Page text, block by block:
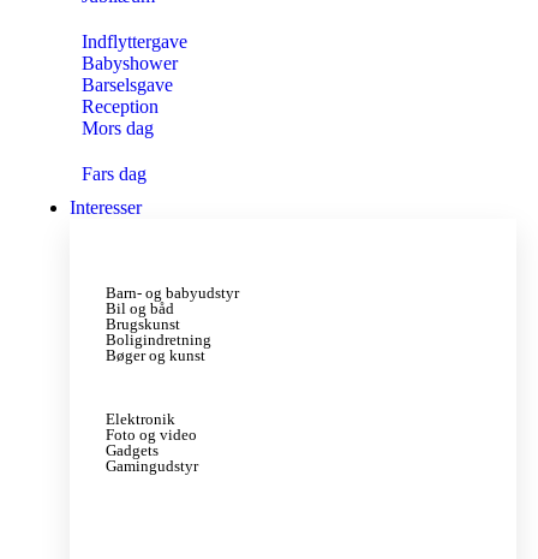
Indflyttergave
Babyshower
Barselsgave
Reception
Mors dag
Fars dag
Interesser
Barn- og babyudstyr
Bil og båd
Brugskunst
Boligindretning
Bøger og kunst
Elektronik
Foto og video
Gadgets
Gamingudstyr